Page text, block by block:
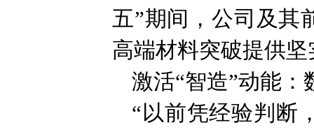
五”期间，公司及其
高端材料突破提供
激活“智造”动能
“以前凭经验判断